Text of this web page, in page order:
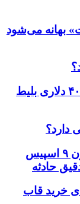
بهانه می‌شود
فرصت استثنایی: دریافت تخفیف ۴۰۰ دلاری بلیط
دارد؟
برخورد قطعه غیرفعال راکت فالکون ۹ اسپیس
حادثه
خرید قاب